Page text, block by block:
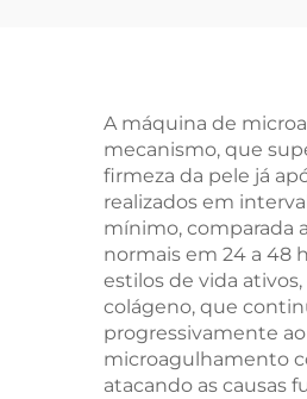
e
Corporal
A máquina de
mecanismo, que
firmeza da pele já
realizados em
mínimo, comparada
normais em 24 a 48
estilos de vida
colágeno, que
progressivamente
microagulhamento
atacando as causas